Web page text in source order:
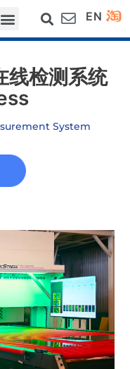
EN
线检测系统
System